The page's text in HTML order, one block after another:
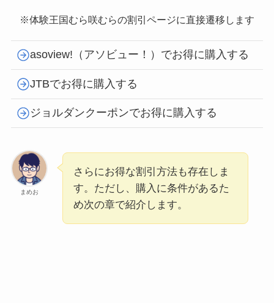
※体験王国むら咲むらの割引ページに直接遷移します
asoview!（アソビュー！）でお得に購入する
JTBでお得に購入する
ジョルダンクーポンでお得に購入する
まめお
さらにお得な割引方法も存在しま
す。ただし、購入に条件があるた
め次の章で紹介します。